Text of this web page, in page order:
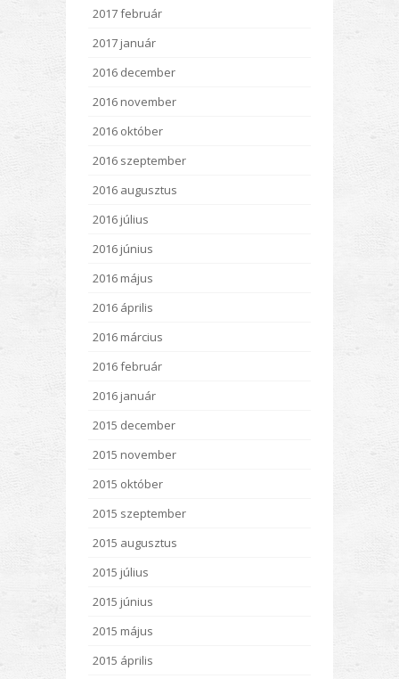
2017 február
2017 január
2016 december
2016 november
2016 október
2016 szeptember
2016 augusztus
2016 július
2016 június
2016 május
2016 április
2016 március
2016 február
2016 január
2015 december
2015 november
2015 október
2015 szeptember
2015 augusztus
2015 július
2015 június
2015 május
2015 április